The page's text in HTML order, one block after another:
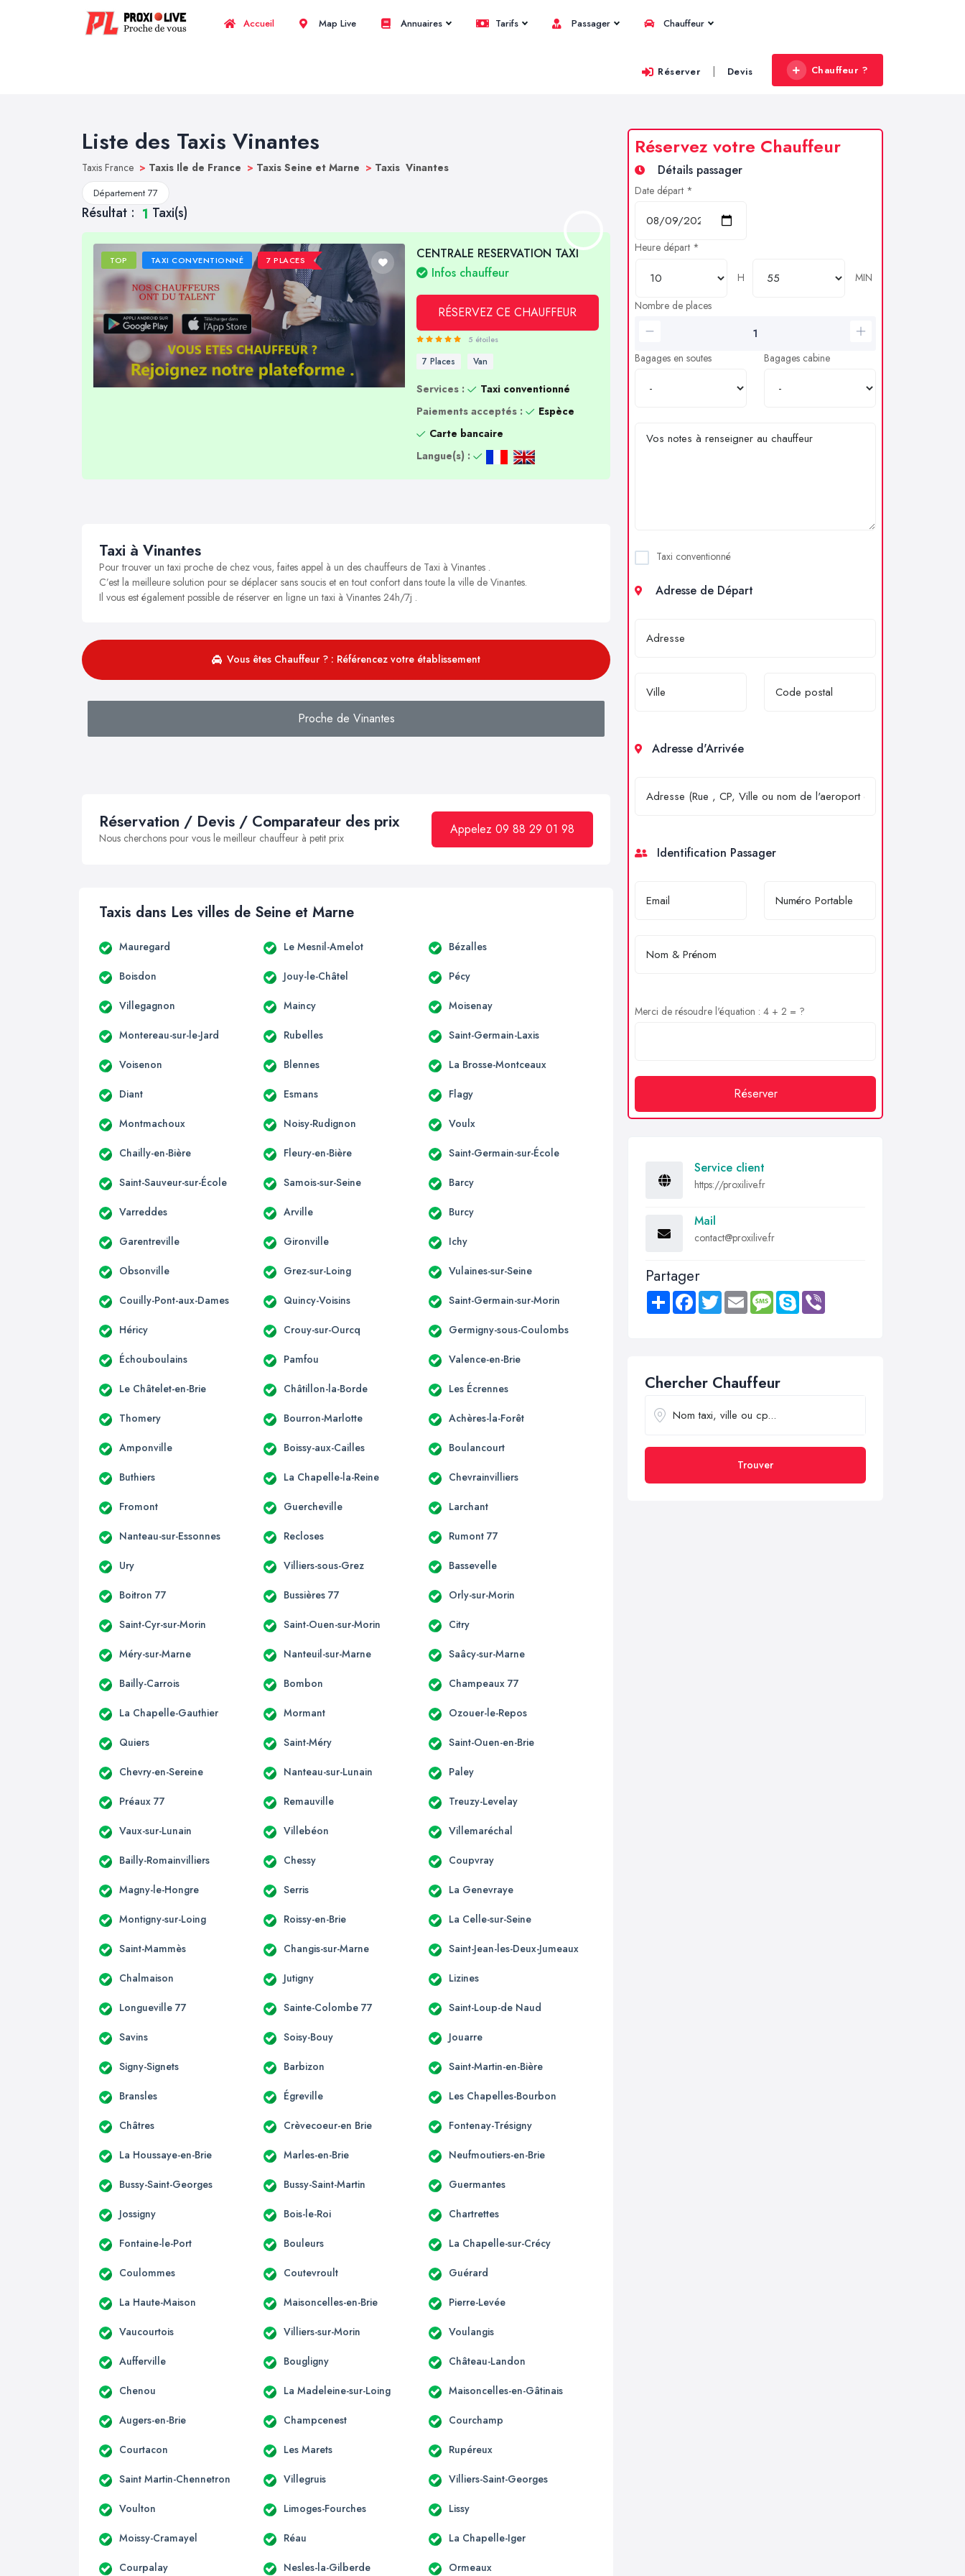
Accueil Map Live Annuaires Tarifs Passager Chauffeur
Réserver | Devis Chauffeur ?
Liste des Taxis Vinantes
Taxis France > Taxis Ile de France > Taxis Seine et Marne > Taxis Vinantes
Département 77
Résultat : 1 Taxi(s)
TOP TAXI CONVENTIONNÉ 7 PLACES
CENTRALE RESERVATION TAXI
Infos chauffeur
RÉSERVEZ CE CHAUFFEUR
5 étoiles
7 Places Van
Services :
Taxi conventionné
Paiements acceptés :
Espèce
Carte bancaire
Langue(s) :
Taxi à Vinantes
Pour trouver un taxi proche de chez vous, faites appel à un des chauffeurs de Taxi à Vinantes .
C’est la meilleure solution pour se déplacer sans soucis et en tout confort dans toute la ville de Vinantes.
Il vous est également possible de réserver en ligne un taxi à Vinantes 24h/7j .
Vous êtes Chauffeur ? : Référencez votre établissement
Proche de Vinantes
Réservation / Devis / Comparateur des prix
Nous cherchons pour vous le meilleur chauffeur à petit prix
Appelez 09 88 29 01 98
Taxis dans Les villes de Seine et Marne
Mauregard Le Mesnil-Amelot Bézalles
Boisdon Jouy-le-Châtel Pécy
Villegagnon Maincy Moisenay
Montereau-sur-le-Jard Rubelles Saint-Germain-Laxis
Voisenon Blennes La Brosse-Montceaux
Diant Esmans Flagy
Montmachoux Noisy-Rudignon Voulx
Chailly-en-Bière Fleury-en-Bière Saint-Germain-sur-École
Saint-Sauveur-sur-École Samois-sur-Seine Barcy
Varreddes Arville Burcy
Garentreville Gironville Ichy
Obsonville Grez-sur-Loing Vulaines-sur-Seine
Couilly-Pont-aux-Dames Quincy-Voisins Saint-Germain-sur-Morin
Héricy Crouy-sur-Ourcq Germigny-sous-Coulombs
Échouboulains Pamfou Valence-en-Brie
Le Châtelet-en-Brie Châtillon-la-Borde Les Écrennes
Thomery Bourron-Marlotte Achères-la-Forêt
Amponville Boissy-aux-Cailles Boulancourt
Buthiers La Chapelle-la-Reine Chevrainvilliers
Fromont Guercheville Larchant
Nanteau-sur-Essonnes Recloses Rumont 77
Ury Villiers-sous-Grez Bassevelle
Boitron 77 Bussières 77 Orly-sur-Morin
Saint-Cyr-sur-Morin Saint-Ouen-sur-Morin Citry
Méry-sur-Marne Nanteuil-sur-Marne Saâcy-sur-Marne
Bailly-Carrois Bombon Champeaux 77
La Chapelle-Gauthier Mormant Ozouer-le-Repos
Quiers Saint-Méry Saint-Ouen-en-Brie
Chevry-en-Sereine Nanteau-sur-Lunain Paley
Préaux 77 Remauville Treuzy-Levelay
Vaux-sur-Lunain Villebéon Villemaréchal
Bailly-Romainvilliers Chessy Coupvray
Magny-le-Hongre Serris La Genevraye
Montigny-sur-Loing Roissy-en-Brie La Celle-sur-Seine
Saint-Mammès Changis-sur-Marne Saint-Jean-les-Deux-Jumeaux
Chalmaison Jutigny Lizines
Longueville 77 Sainte-Colombe 77 Saint-Loup-de Naud
Savins Soisy-Bouy Jouarre
Signy-Signets Barbizon Saint-Martin-en-Bière
Bransles Égreville Les Chapelles-Bourbon
Châtres Crèvecoeur-en Brie Fontenay-Trésigny
La Houssaye-en-Brie Marles-en-Brie Neufmoutiers-en-Brie
Bussy-Saint-Georges Bussy-Saint-Martin Guermantes
Jossigny Bois-le-Roi Chartrettes
Fontaine-le-Port Bouleurs La Chapelle-sur-Crécy
Coulommes Coutevroult Guérard
La Haute-Maison Maisoncelles-en-Brie Pierre-Levée
Vaucourtois Villiers-sur-Morin Voulangis
Aufferville Bougligny Château-Landon
Chenou La Madeleine-sur-Loing Maisoncelles-en-Gâtinais
Augers-en-Brie Champcenest Courchamp
Courtacon Les Marets Rupéreux
Saint Martin-Chennetron Villegruis Villiers-Saint-Georges
Voulton Limoges-Fourches Lissy
Moissy-Cramayel Réau La Chapelle-Iger
Courpalay Nesles-la-Gilberde Ormeaux
Réservez votre Chauffeur
Détails passager
Date départ *
Heure départ *
H
MIN
Nombre de places
Bagages en soutes Bagages cabine
Taxi conventionné
Adresse de Départ
Adresse d'Arrivée
Identification Passager
Merci de résoudre l'équation : 4 + 2 = ?
Réserver
Service client
https://proxilive.fr
Mail
contact@proxilive.fr
Partager
Share FacebookTwitter Email MessageSkype
Chercher Chauffeur
Trouver